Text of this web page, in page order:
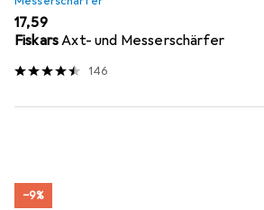
EUR
17,59
FiskarsAxt- und Messerschärfer
146
−9%